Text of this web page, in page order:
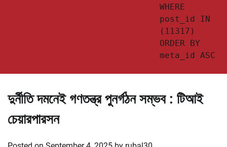
WHERE
post_id IN
(11317)
ORDER BY
meta_id ASC
দুর্নীতি দমনেই গণতন্ত্র পুনর্গঠন সম্ভব : টিআই
চেয়ারপারসন